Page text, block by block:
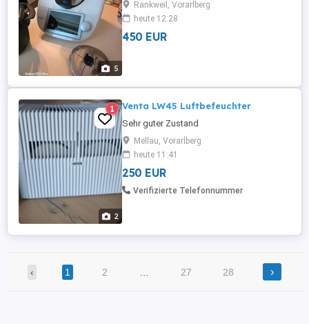
5
technisch wie optisch in einem absoluten
Top-Zustand. Er funktioniert einwandfrei
(kocht, wiegt, mixt und heizt perfekt), das
Rankweil, Vorarlberg
heute 12:28
450 EUR
2
1 Venta LW45 Luftbefeuchter
Sehr guter Zustand
Mellau, Vorarlberg
heute 11:41
250 EUR
Verifizierte Telefonnummer
‹ 1 2 27 28 ›